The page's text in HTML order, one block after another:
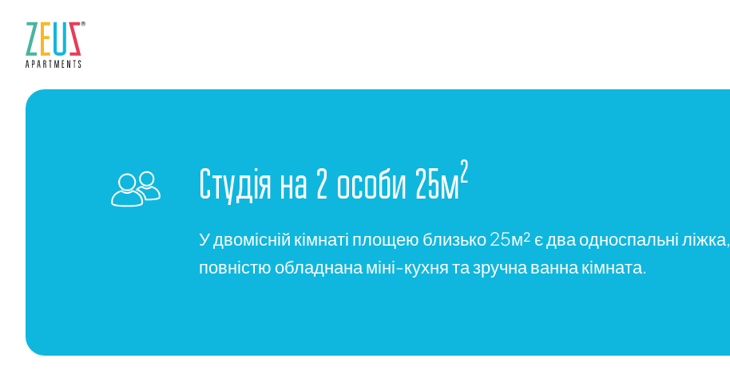
Студія на 2 особи 25м2
У двомісній кімнаті площею близько 25м² є два односпальні ліжка,
повністю обладнана міні-кухня та зручна ванна кімната.